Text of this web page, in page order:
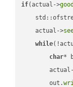
if(actual->good
    actual->
while
char*
        out.